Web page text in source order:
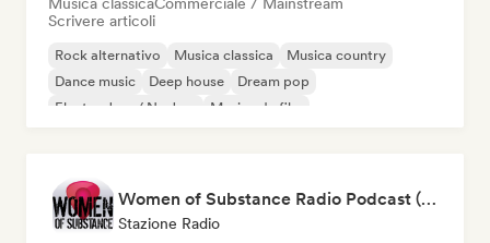
Scrivere articoli
Rock alternativo Musica classica
Musica country
Dance music
Deep house
Dream pop
Electro Jazz / Nu Jazz
Musica da film
Women of Substance Radio Podcast (human Female recording or performing artists or female-fronted bands)
Stazione Radio